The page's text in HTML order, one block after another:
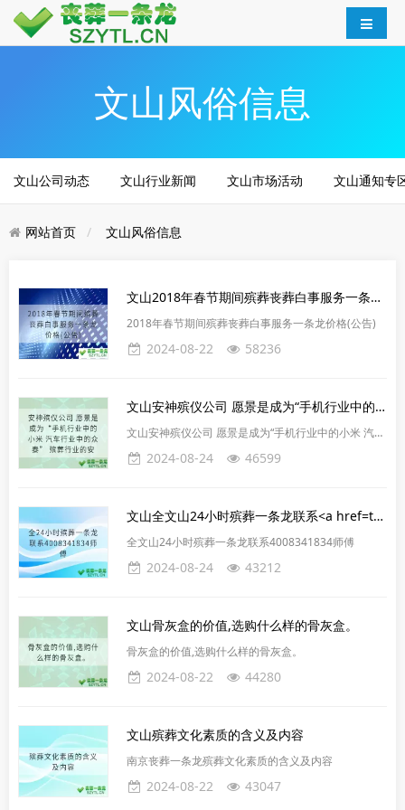
文山风俗信息
文山公司动态 文山行业新闻 文山市场活动 文山通知专
网站首页 文山风俗信息
文山2018年春节期间殡葬丧葬白事服务一条龙价格(公告)
2018年春节期间殡葬丧葬白事服务一条龙价格(公告)
2024-08-22 58236
文山安神殡仪公司 愿景是成为“手机行业中的小米 汽车行业中的众泰” 殡葬行业的安
文山安神殡仪公司 愿景是成为“手机行业中的小米 汽车
行业中的众泰” 殡葬行业的安神
2024-08-24 46599
文山全文山24小时殡葬一条龙联系<a href=tel:4008341834>4008341834</a>师傅
全文山24小时殡葬一条龙联系4008341834师傅
2024-08-24 43212
文山骨灰盒的价值,选购什么样的骨灰盒。
骨灰盒的价值,选购什么样的骨灰盒。
2024-08-22 44280
文山殡葬文化素质的含义及内容
南京丧葬一条龙殡葬文化素质的含义及内容
2024-08-22 43047